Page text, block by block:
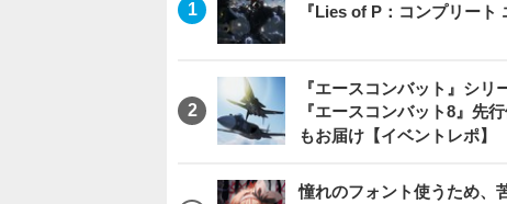
『Lies of P：コンプリート
『エースコンバット』シ
『エースコンバット8』先
もお届け【イベントレポ】
憧れのフォント使うため、